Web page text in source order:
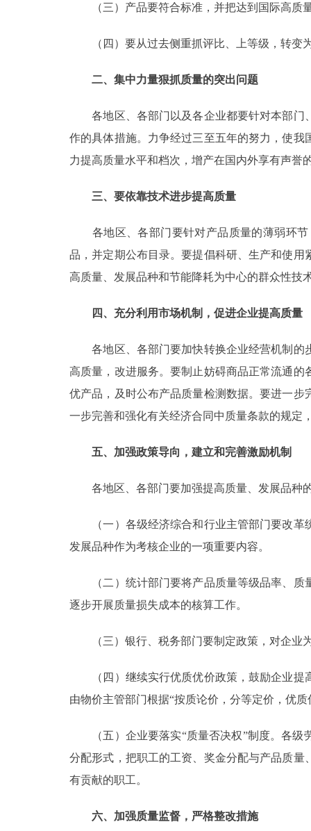
（三）产品要符合标准，并把达到国际高质量
（四）要从过去侧重抓评比、上等级，转变
二、集中力量狠抓质量的突出问题
各地区、各部门以及各企业都要针对本部门
作的具体措施。力争经过三至五年的努力，使
力提高质量水平和档次，增产在国内外享有声誉
三、要依靠技术进步提高质量
各地区、各部门要针对产品质量的薄弱环节
品，并定期公布目录。要提倡科研、生产和使
高质量、发展品种和节能降耗为中心的群众性技
四、充分利用市场机制，促进企业提高质量
各地区、各部门要加快转换企业经营机制的
高质量，改进服务。要制止妨碍商品正常流通
优产品，及时公布产品质量检测数据。要进一
一步完善和强化有关经济合同中质量条款的规定
五、加强政策导向，建立和完善激励机制
各地区、各部门要加强提高质量、发展品种的
（一）各级经济综合和行业主管部门要改革
发展品种作为考核企业的一项重要内容。
（二）统计部门要将产品质量等级品率、质
逐步开展质量损失成本的核算工作。
（三）银行、税务部门要制定政策，对企业
（四）继续实行优质优价政策，鼓励企业提
由物价主管部门根据“按质论价，分等定价，优
（五）企业要落实“质量否决权”制度。各级
分配形式，把职工的工资、奖金分配与产品质
有贡献的职工。
六、加强质量监督，严格整改措施